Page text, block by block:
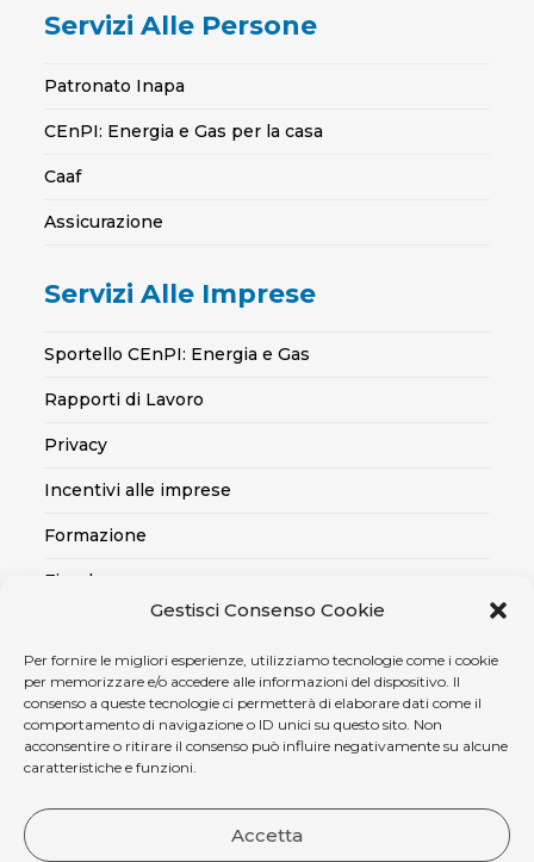
Gestisci Consenso Cookie
Per fornire le migliori esperienze, utilizziamo tecnologie come i cookie
per memorizzare e/o accedere alle informazioni del dispositivo. Il
consenso a queste tecnologie ci permetterà di elaborare dati come il
comportamento di navigazione o ID unici su questo sito. Non
acconsentire o ritirare il consenso può influire negativamente su alcune
caratteristiche e funzioni.
Accetta
Servizi Alle Persone
Patronato Inapa
CEnPI: Energia e Gas per la casa
Caaf
Assicurazione
Servizi Alle Imprese
Sportello CEnPI: Energia e Gas
Rapporti di Lavoro
Privacy
Incentivi alle imprese
Formazione
Fiscale
Credito alle imprese
Certificazioni SOA, Qualità..
Assicurativo
Ambiente, sicurezza e medicina del lavoro